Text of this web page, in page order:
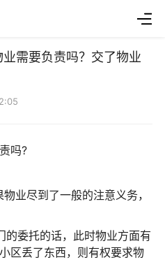
需要负责吗？交了物业
吗?
业尽到了一般的注意义务，
的委托的话，此时物业方面有
区丢了东西，则有权要求物